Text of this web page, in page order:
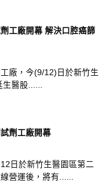
工廠開幕 解決口腔癌篩
廠，今(9/12)日於新竹生
醫股......
劑工廠開幕
日於新竹生醫園區第二
營運後，將有......